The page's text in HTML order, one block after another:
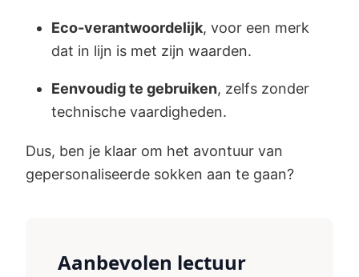
Eco-verantwoordelijk, voor een merk
dat in lijn is met zijn waarden.
Eenvoudig te gebruiken, zelfs zonder
technische vaardigheden.
Dus, ben je klaar om het avontuur van
gepersonaliseerde sokken aan te gaan?
Aanbevolen lectuur